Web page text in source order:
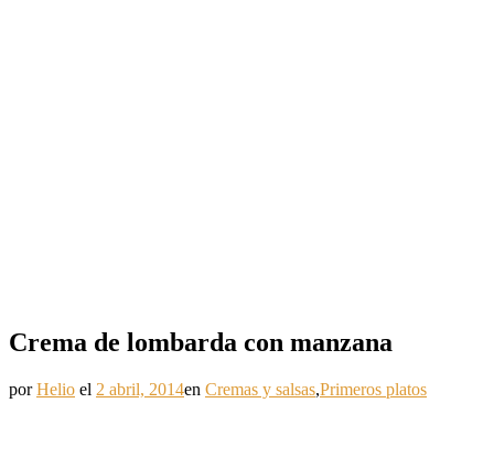
Crema de lombarda con manzana
porHelio el 2 abril, 2014en Cremas y salsas,Primeros platos